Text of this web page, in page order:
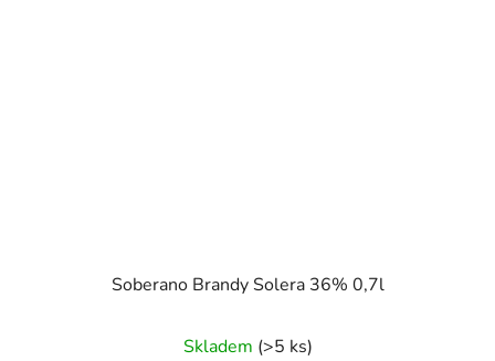
Soberano Brandy Solera 36% 0,7l
Skladem (>5 ks)